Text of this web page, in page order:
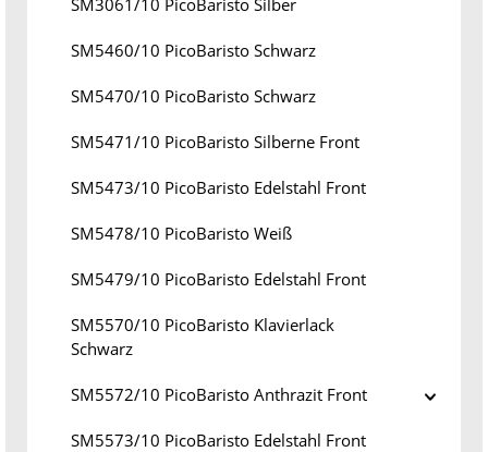
SM3061/10 PicoBaristo Silber
SM5460/10 PicoBaristo Schwarz
SM5470/10 PicoBaristo Schwarz
SM5471/10 PicoBaristo Silberne Front
SM5473/10 PicoBaristo Edelstahl Front
SM5478/10 PicoBaristo Weiß
SM5479/10 PicoBaristo Edelstahl Front
SM5570/10 PicoBaristo Klavierlack
Schwarz
SM5572/10 PicoBaristo Anthrazit Front
SM5573/10 PicoBaristo Edelstahl Front